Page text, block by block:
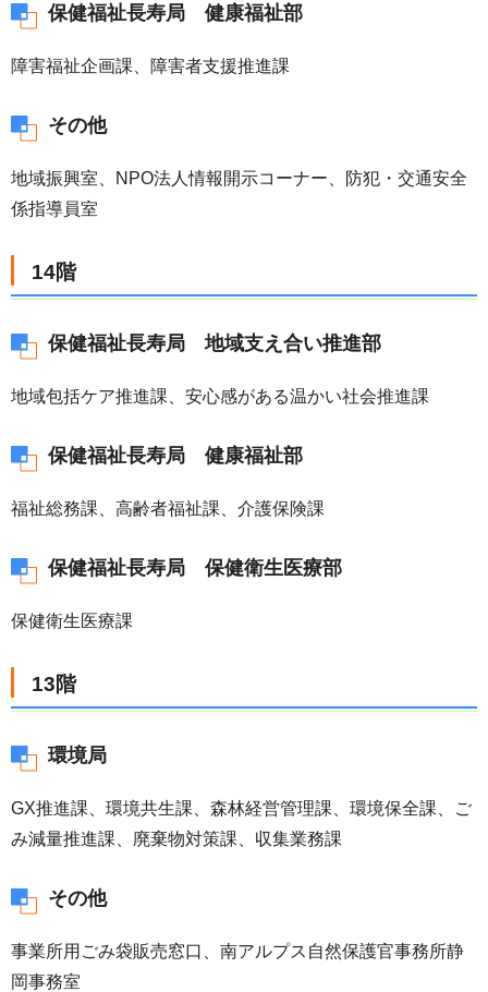
保健福祉長寿局 健康福祉部
障害福祉企画課、障害者支援推進課
その他
地域振興室、NPO法人情報開示コーナー、防犯・交通安全
係指導員室
14階
保健福祉長寿局 地域支え合い推進部
地域包括ケア推進課、安心感がある温かい社会推進課
保健福祉長寿局 健康福祉部
福祉総務課、高齢者福祉課、介護保険課
保健福祉長寿局 保健衛生医療部
保健衛生医療課
13階
環境局
GX推進課、環境共生課、森林経営管理課、環境保全課、ご
み減量推進課、廃棄物対策課、収集業務課
その他
事業所用ごみ袋販売窓口、南アルプス自然保護官事務所静
岡事務室